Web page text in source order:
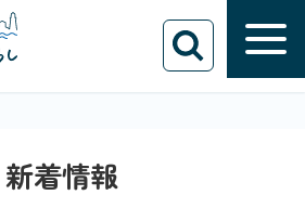
新着情報